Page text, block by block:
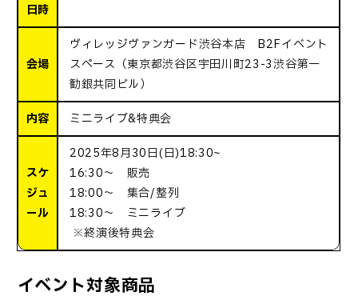
日時
会場
ヴィレッジヴァンガード渋谷本店 B2Fイベント
スペース（東京都渋谷区宇田川町23-3渋谷第一
勧銀共同ビル）
内容 ミニライブ&特典会
スケ
ジュ
ール
2025年8月30日(日)18:30~
16:30～ 販売
18:00～ 集合/整列
18:30～ ミニライブ
※終演後特典会
イベント対象商品